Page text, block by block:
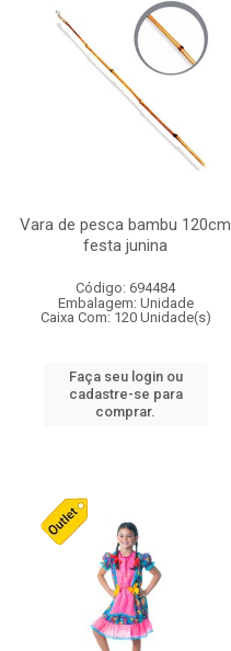
Vara de pesca bambu 120cm
festa junina
Código: 694484
Embalagem: Unidade
Caixa Com: 120 Unidade(s)
Faça seu login ou
cadastre-se para
comprar.